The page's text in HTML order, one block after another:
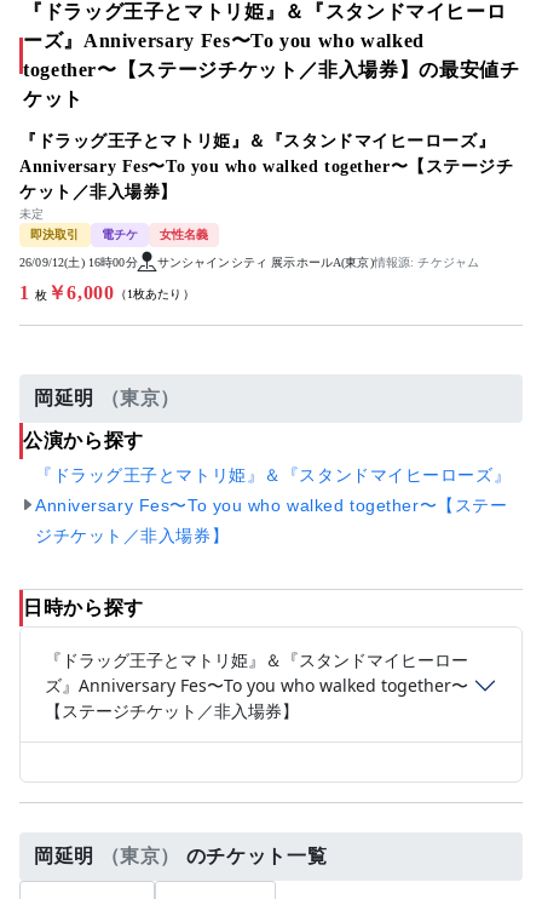
『ドラッグ王子とマトリ姫』＆『スタンドマイヒーロ
ーズ』Anniversary Fes〜To you who walked
together〜【ステージチケット／非入場券】の最安値チ
ケット
『ドラッグ王子とマトリ姫』＆『スタンドマイヒーローズ』
Anniversary Fes〜To you who walked together〜【ステージチ
ケット／非入場券】
未定
即決取引
電チケ 女性名義
26/09/12(土) 16時00分 サンシャインシティ 展示ホールA(東京)情報源: チケジャム
1 枚￥6,000 （1枚あたり）
岡延明 （東京）
公演から探す
『ドラッグ王子とマトリ姫』＆『スタンドマイヒーローズ』
Anniversary Fes〜To you who walked together〜【ステー
ジチケット／非入場券】
日時から探す
『ドラッグ王子とマトリ姫』＆『スタンドマイヒーロー
ズ』Anniversary Fes〜To you who walked together〜
【ステージチケット／非入場券】
岡延明 （東京） のチケット一覧